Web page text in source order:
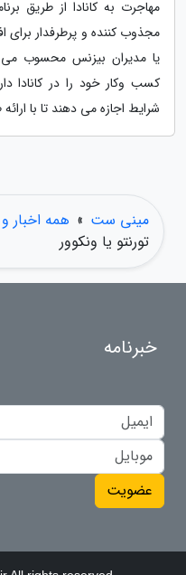
مهاجرت به کانادا از طریق
مجذوب کننده و پرطرفدار
یا مدیران بیزنس محسوب
کسب وکار خود را در کانادا
شرایط اجازه می دهند تا با
مینی ست » همه اخبار
تورنتو یا ونکوور
خبرنامه
عضویت